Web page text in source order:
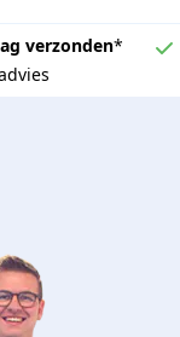
verzonden*